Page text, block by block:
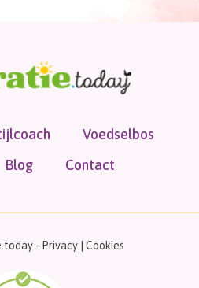
Voedselbos
Blog Contact
- Privacy| Cookies